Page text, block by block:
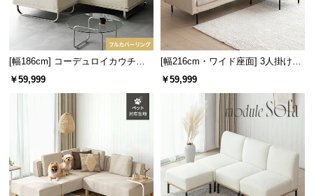
企
業
[幅186cm] コーデュロイカウチソ
ファ
￥59,999
[幅216cm・ワイド座面] 3人掛けカ
ウチソファ ブラックスチール脚 L
￥59,999